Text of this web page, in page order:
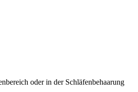
oder in der Schläfenbehaarung